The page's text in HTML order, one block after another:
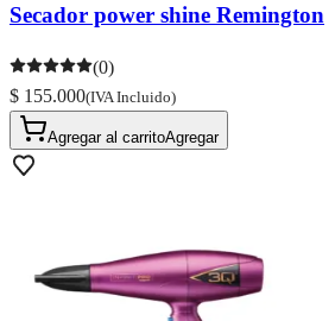
Secador power shine Remington
(0)
$ 155.000(IVA Incluido)
Agregar al carritoAgregar